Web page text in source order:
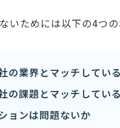
いためには以下の4つ
の業界とマッチしてい
の課題とマッチしてい
ョンは問題ないか